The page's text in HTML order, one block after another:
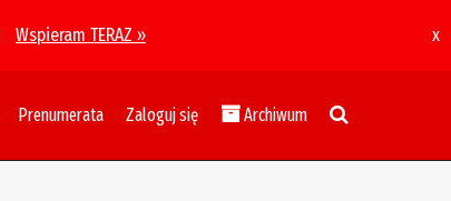
Wspieram TERAZ » x
Prenumerata Zaloguj się Archiwum